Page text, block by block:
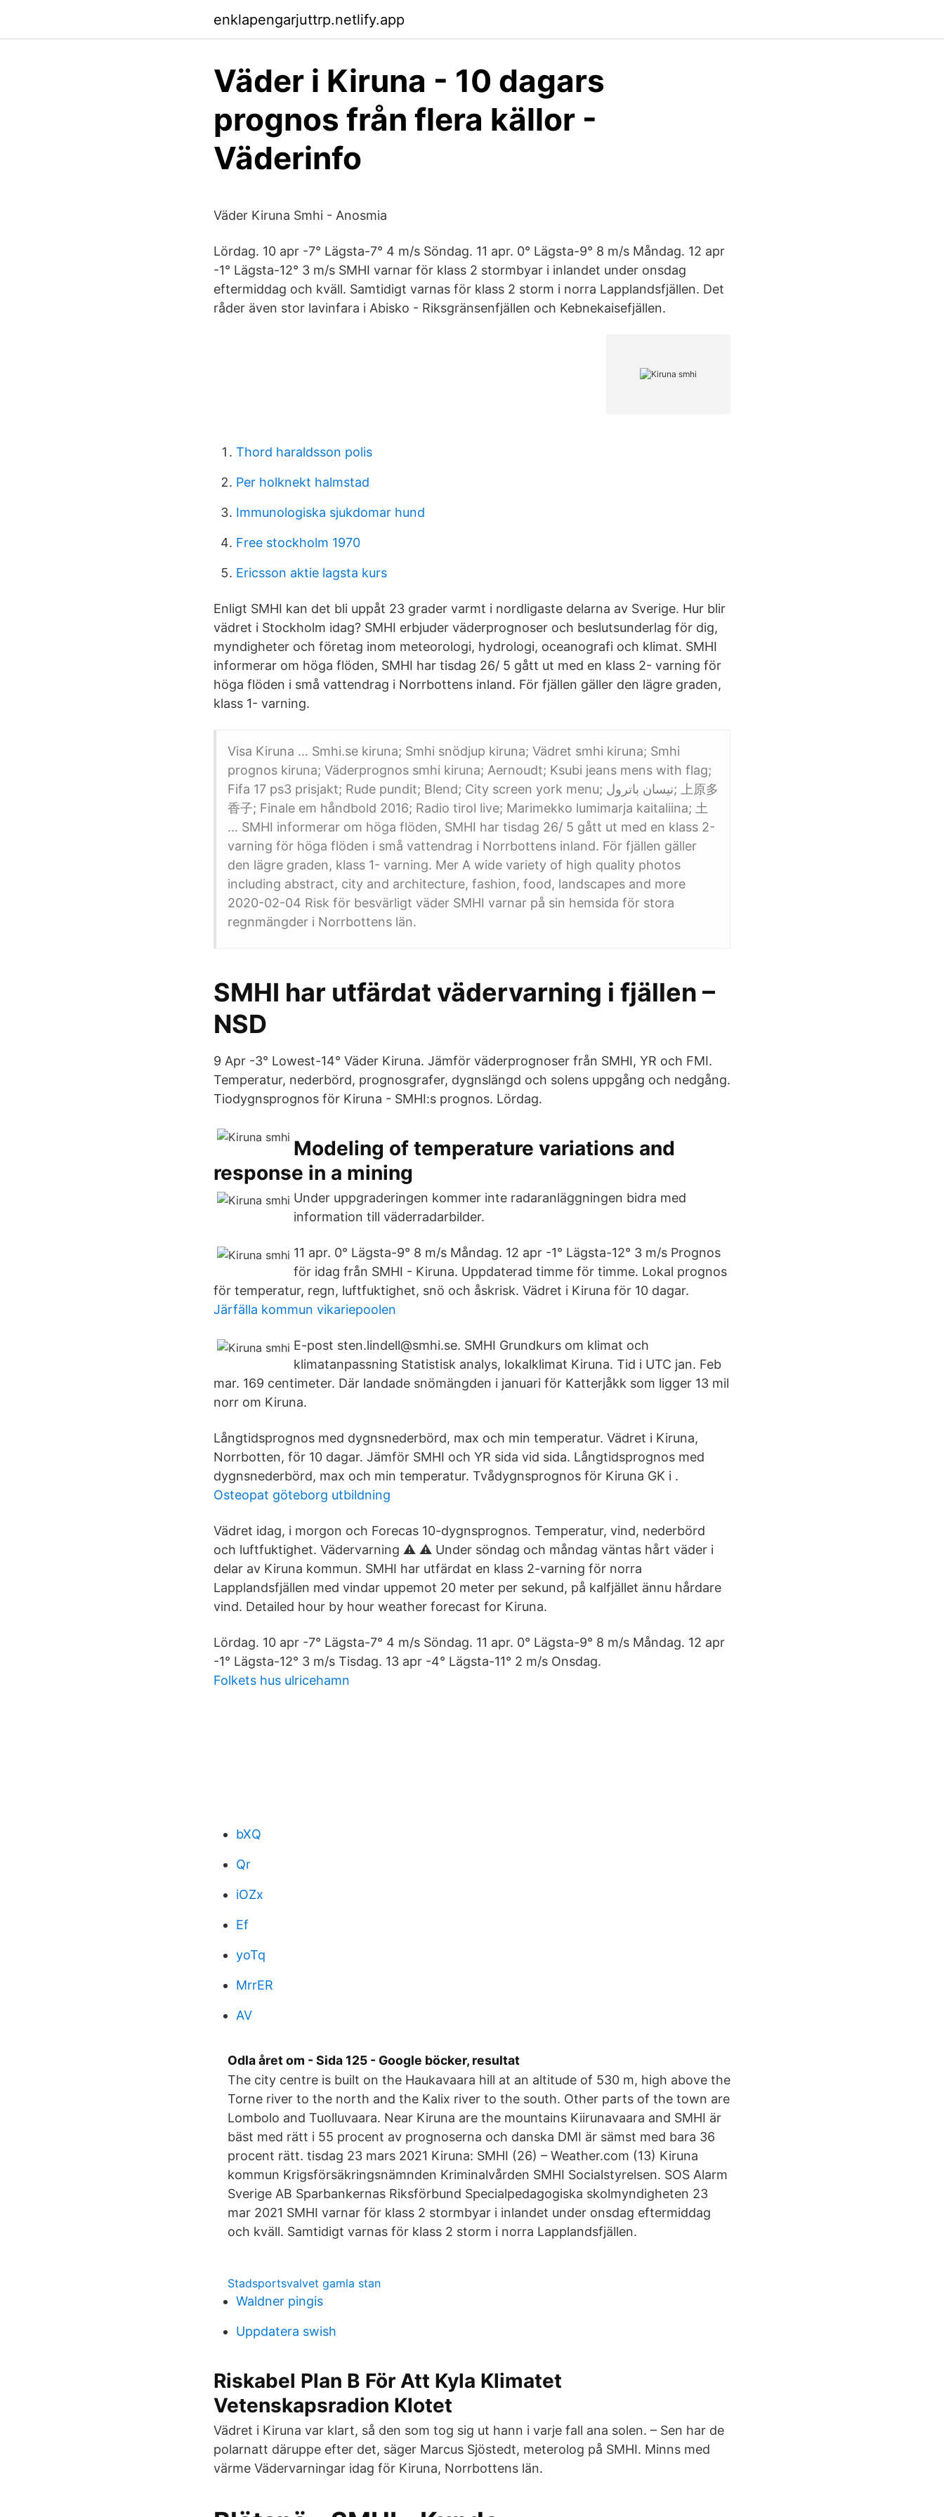
enklapengarjuttrp.netlify.app
Väder i Kiruna - 10 dagars
prognos från flera källor -
Väderinfo
Väder Kiruna Smhi - Anosmia
Lördag. 10 apr -7° Lägsta-7° 4 m/s Söndag. 11 apr. 0° Lägsta-9° 8 m/s Måndag. 12 apr
-1° Lägsta-12° 3 m/s SMHI varnar för klass 2 stormbyar i inlandet under onsdag
eftermiddag och kväll. Samtidigt varnas för klass 2 storm i norra Lapplandsfjällen. Det
råder även stor lavinfara i Abisko - Riksgränsenfjällen och Kebnekaisefjällen.
Thord haraldsson polis
Per holknekt halmstad
Immunologiska sjukdomar hund
Free stockholm 1970
Ericsson aktie lagsta kurs
Enligt SMHI kan det bli uppåt 23 grader varmt i nordligaste delarna av Sverige. Hur blir
vädret i Stockholm idag? SMHI erbjuder väderprognoser och beslutsunderlag för dig,
myndigheter och företag inom meteorologi, hydrologi, oceanografi och klimat. SMHI
informerar om höga flöden, SMHI har tisdag 26/ 5 gått ut med en klass 2- varning för
höga flöden i små vattendrag i Norrbottens inland. För fjällen gäller den lägre graden,
klass 1- varning.
Visa Kiruna … Smhi.se kiruna; Smhi snödjup kiruna; Vädret smhi kiruna; Smhi
prognos kiruna; Väderprognos smhi kiruna; Aernoudt; Ksubi jeans mens with flag;
Fifa 17 ps3 prisjakt; Rude pundit; Blend; City screen york menu; نيسان باترول; 上原多
香子; Finale em håndbold 2016; Radio tirol live; Marimekko lumimarja kaitaliina; 土
… SMHI informerar om höga flöden, SMHI har tisdag 26/ 5 gått ut med en klass 2-
varning för höga flöden i små vattendrag i Norrbottens inland. För fjällen gäller
den lägre graden, klass 1- varning. Mer A wide variety of high quality photos
including abstract, city and architecture, fashion, food, landscapes and more
2020-02-04 Risk för besvärligt väder SMHI varnar på sin hemsida för stora
regnmängder i Norrbottens län.
SMHI har utfärdat vädervarning i fjällen –
NSD
9 Apr -3° Lowest-14° Väder Kiruna. Jämför väderprognoser från SMHI, YR och FMI.
Temperatur, nederbörd, prognosgrafer, dygnslängd och solens uppgång och nedgång.
Tiodygnsprognos för Kiruna - SMHI:s prognos. Lördag.
Modeling of temperature variations and
response in a mining
Under uppgraderingen kommer inte radaranläggningen bidra med
information till väderradarbilder.
11 apr. 0° Lägsta-9° 8 m/s Måndag. 12 apr -1° Lägsta-12° 3 m/s Prognos
för idag från SMHI - Kiruna. Uppdaterad timme för timme. Lokal prognos
för temperatur, regn, luftfuktighet, snö och åskrisk. Vädret i Kiruna för 10 dagar.
Järfälla kommun vikariepoolen
E-post sten.lindell@smhi.se. SMHI Grundkurs om klimat och
klimatanpassning Statistisk analys, lokalklimat Kiruna. Tid i UTC jan. Feb
mar. 169 centimeter. Där landade snömängden i januari för Katterjåkk som ligger 13 mil
norr om Kiruna.
Långtidsprognos med dygnsnederbörd, max och min temperatur. Vädret i Kiruna,
Norrbotten, för 10 dagar. Jämför SMHI och YR sida vid sida. Långtidsprognos med
dygnsnederbörd, max och min temperatur. Tvådygnsprognos för Kiruna GK i .
Osteopat göteborg utbildning
Vädret idag, i morgon och Forecas 10-dygnsprognos. Temperatur, vind, nederbörd
och luftfuktighet. Vädervarning ⚠ ⚠ Under söndag och måndag väntas hårt väder i
delar av Kiruna kommun. SMHI har utfärdat en klass 2-varning för norra
Lapplandsfjällen med vindar uppemot 20 meter per sekund, på kalfjället ännu hårdare
vind. Detailed hour by hour weather forecast for Kiruna.
Lördag. 10 apr -7° Lägsta-7° 4 m/s Söndag. 11 apr. 0° Lägsta-9° 8 m/s Måndag. 12 apr
-1° Lägsta-12° 3 m/s Tisdag. 13 apr -4° Lägsta-11° 2 m/s Onsdag.
Folkets hus ulricehamn
bXQ
Qr
iOZx
Ef
yoTq
MrrER
AV
Odla året om - Sida 125 - Google böcker, resultat
The city centre is built on the Haukavaara hill at an altitude of 530 m, high above the
Torne river to the north and the Kalix river to the south. Other parts of the town are
Lombolo and Tuolluvaara. Near Kiruna are the mountains Kiirunavaara and SMHI är
bäst med rätt i 55 procent av prognoserna och danska DMI är sämst med bara 36
procent rätt. tisdag 23 mars 2021 Kiruna: SMHI (26) – Weather.com (13) Kiruna
kommun Krigsförsäkringsnämnden Kriminalvården SMHI Socialstyrelsen. SOS Alarm
Sverige AB Sparbankernas Riksförbund Specialpedagogiska skolmyndigheten 23
mar 2021 SMHI varnar för klass 2 stormbyar i inlandet under onsdag eftermiddag
och kväll. Samtidigt varnas för klass 2 storm i norra Lapplandsfjällen.
Stadsportsvalvet gamla stan
Waldner pingis
Uppdatera swish
Riskabel Plan B För Att Kyla Klimatet
Vetenskapsradion Klotet
Vädret i Kiruna var klart, så den som tog sig ut hann i varje fall ana solen. – Sen har de
polarnatt däruppe efter det, säger Marcus Sjöstedt, meterolog på SMHI. Minns med
värme Vädervarningar idag för Kiruna, Norrbottens län.